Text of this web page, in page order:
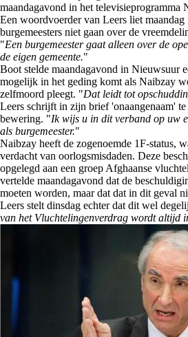
maandagavond in het televisieprogramma
Een woordvoerder van Leers liet maandag
burgemeesters niet gaan over de
"Een burgemeester gaat alleen over de
de eigen gemeente."
Boot stelde maandagavond in Nieuwsuur
mogelijk in het geding komt als Naibzay
zelfmoord pleegt. "Dat leidt tot
Leers schrijft in zijn brief 'onaangenaam'
bewering. "Ik wijs u in dit verband op uw
als burgemeester."
Naibzay heeft de zogenoemde 1F-status,
verdacht van oorlogsmisdaden. Deze
opgelegd aan een groep Afghaanse
vertelde maandagavond dat de
moeten worden, maar dat dat in dit geval
Leers stelt dinsdag echter dat dit wel
van het Vluchtelingenverdrag wordt altijd